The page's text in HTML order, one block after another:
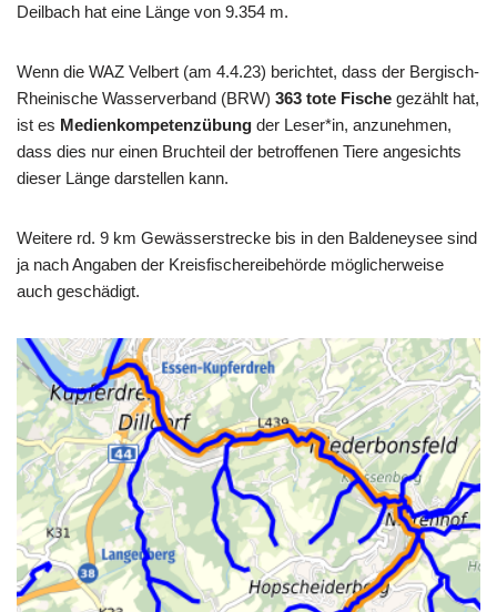
Deilbach hat eine Länge von 9.354 m.
Wenn die WAZ Velbert (am 4.4.23) berichtet, dass der Bergisch-
Rheinische Wasserverband (BRW) 363 tote Fische gezählt hat,
ist es Medienkompetenzübung der Leser*in, anzunehmen,
dass dies nur einen Bruchteil der betroffenen Tiere angesichts
dieser Länge darstellen kann.
Weitere rd. 9 km Gewässerstrecke bis in den Baldeneysee sind
ja nach Angaben der Kreisfischereibehörde möglicherweise
auch geschädigt.